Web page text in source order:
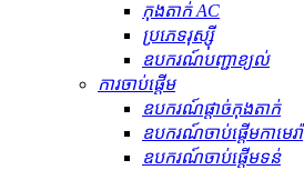
កុងតាក់ AC
ប្រភេទរុស្ស៊ី
ឧបករណ៍បញ្ជាខ្យល់
ការចាប់ផ្តើម
ឧបករណ៍ផ្តាច់កុងតាក់
ឧបករណ៍ចាប់ផ្តើមកាមេរ៉ា
ឧបករណ៍ចាប់ផ្តើមទន់